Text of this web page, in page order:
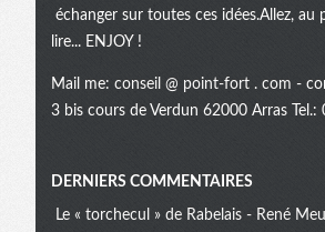
échanger sur toutes ces idées.Allez, au
lire... ENJOY !
Mail me: conseil @ point-fort . com -
3 bis cours de Verdun 62000 Arras
Menu
DERNIERS COMMENTAIRES
Le « torchecul » de Rabelais - René